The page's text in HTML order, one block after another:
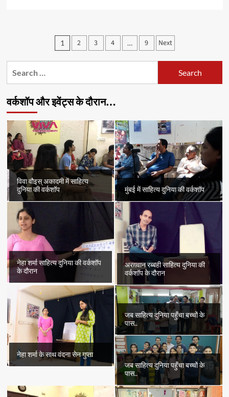
जाएगाPosts
pagination
1 2 3 4 … 9 Next
वर्कशॉप और इवेंट्स के दौरान…
विवा वौइस् अकादमी में साहित्य
दुनिया की वर्कशॉप
मुंबई में साहित्य दुनिया की वर्कशॉप
नेहा शर्मा साहित्य दुनिया की वर्कशॉप
के दौरान
अरग़वान रब्बही साहित्य दुनिया की
वर्कशॉप के दौरान
नेहा शर्मा के साथ वंदना सेन गुप्ता
जब साहित्य दुनिया पहुँचा बच्चों के
पास..
जब साहित्य दुनिया पहुँचा बच्चों के
पास..